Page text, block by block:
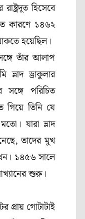
হিসেবে
কারণে ১৪৬২
হয়েছিল।
তাঁর আলাপ
ড্রাকুলার
সঙ্গে পরিচিত
তিনি যে
যারা ভ্লাদ
তাদের মুখ
১৪৫৬ সালে
শুরু।
প্রায় গোটাটাই